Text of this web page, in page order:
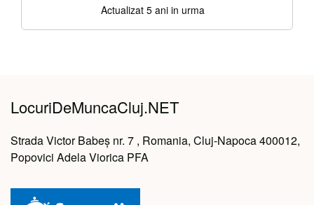
Actualizat 5 ani in urma
LocuriDeMuncaCluj.NET
Strada Victor Babeș nr. 7 , Romania, Cluj-Napoca 400012,
Popovici Adela Viorica PFA